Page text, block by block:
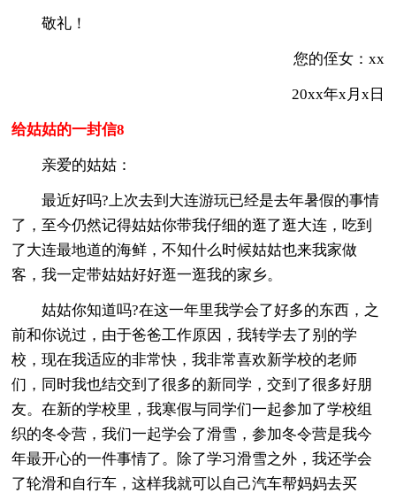
敬礼！
您的侄女：xx
20xx年x月x日
给姑姑的一封信8
亲爱的姑姑：
最近好吗?上次去到大连游玩已经是去年暑假的事情
了，至今仍然记得姑姑你带我仔细的逛了逛大连，吃到
了大连最地道的海鲜，不知什么时候姑姑也来我家做
客，我一定带姑姑好好逛一逛我的家乡。
姑姑你知道吗?在这一年里我学会了好多的东西，之
前和你说过，由于爸爸工作原因，我转学去了别的学
校，现在我适应的非常快，我非常喜欢新学校的老师
们，同时我也结交到了很多的新同学，交到了很多好朋
友。在新的学校里，我寒假与同学们一起参加了学校组
织的冬令营，我们一起学会了滑雪，参加冬令营是我今
年最开心的一件事情了。除了学习滑雪之外，我还学会
了轮滑和自行车，这样我就可以自己汽车帮妈妈去买